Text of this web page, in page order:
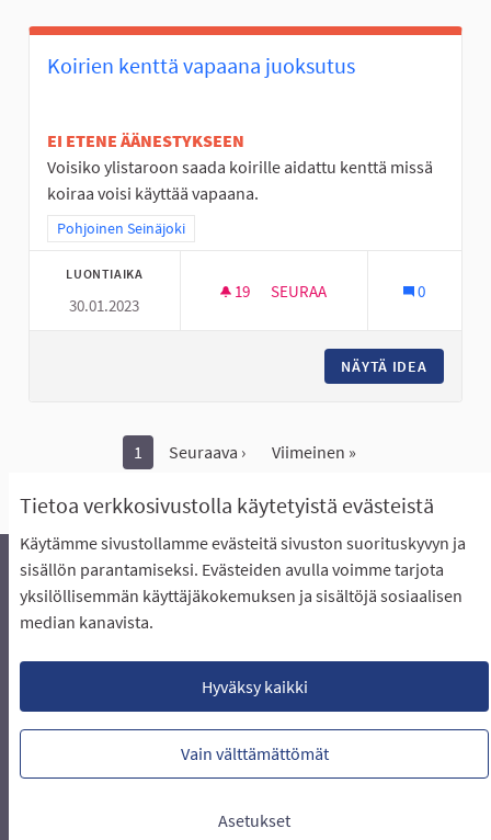
Tietoa verkkosivustolla käytetyistä evästeistä
Käytämme sivustollamme evästeitä sivuston suorituskyvyn ja
sisällön parantamiseksi. Evästeiden avulla voimme tarjota
yksilöllisemmän käyttäjäkokemuksen ja sisältöjä sosiaalisen
median kanavista.
Hyväksy kaikki
Vain välttämättömät
Asetukset
Koirien kenttä vapaana juoksutus
EI ETENE ÄÄNESTYKSEEN
Voisiko ylistaroon saada koirille aidattu kenttä missä
koiraa voisi käyttää vapaana.
Rajaa tulokset teeman mukaan: Pohjoinen Seinäjoki
Pohjoinen Seinäjoki
LUONTIAIKA
30.01.2023
19 19 SEURAAJAA
SEURAA 0
NÄYTÄ IDEA
1 Seuraava › Viimeinen »
Näytä kaikki peruutetut ideat
Äänestyksen pikaohjeet
Usein kysytyt kysymykset
Näin äänestät Asukasbudjetissa
Lataa avoimet datatiedostot
Evästeasetukset
Verkkosivusto luotuvapaan ohjelmiston